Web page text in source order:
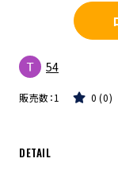
54
販売数：1 0 0
DETAIL